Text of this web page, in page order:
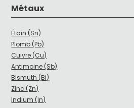
Métaux
Étain (Sn)
Plomb (Pb)
Cuivre (Cu)
Antimoine (Sb)
Bismuth (Bi)
Zinc (Zn)
Indium (In)